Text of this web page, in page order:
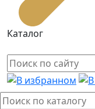
Каталог